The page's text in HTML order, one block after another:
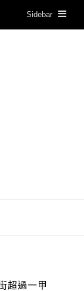
Sidebar
一天
超過一甲